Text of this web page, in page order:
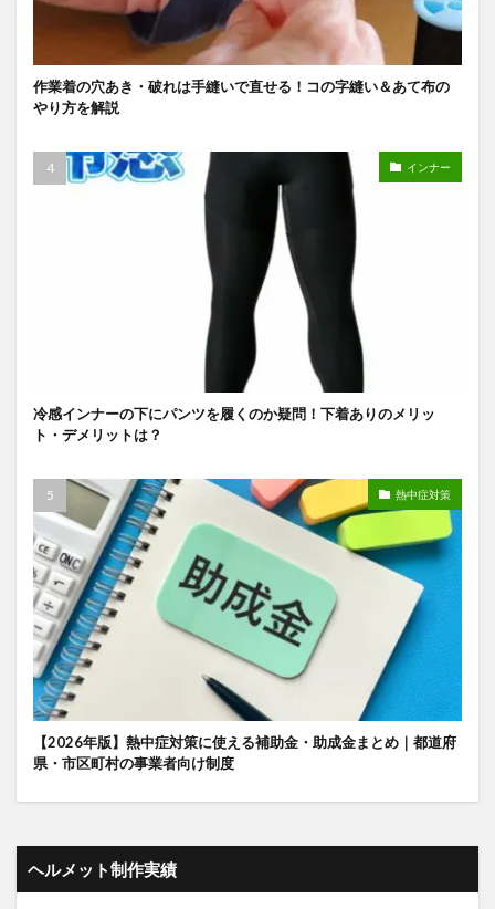
作業着の穴あき・破れは手縫いで直せる！コの字縫い＆あて布の
やり方を解説
インナー
冷感インナーの下にパンツを履くのか疑問！下着ありのメリッ
ト・デメリットは？
熱中症対策
【2026年版】熱中症対策に使える補助金・助成金まとめ｜都道府
県・市区町村の事業者向け制度
ヘルメット制作実績